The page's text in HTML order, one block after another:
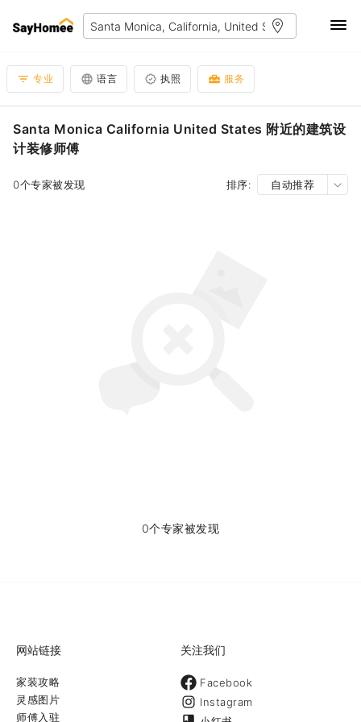
专业 语言 执照 服务
Santa Monica California United States 附近的建筑设
计装修师傅
0个专家被发现 排序: 自动推荐
0个专家被发现
网站链接
家装攻略
灵感图片
师傅入驻
关注我们
Facebook
Instagram